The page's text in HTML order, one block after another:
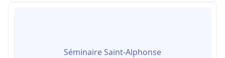
Séminaire Saint-Alphonse